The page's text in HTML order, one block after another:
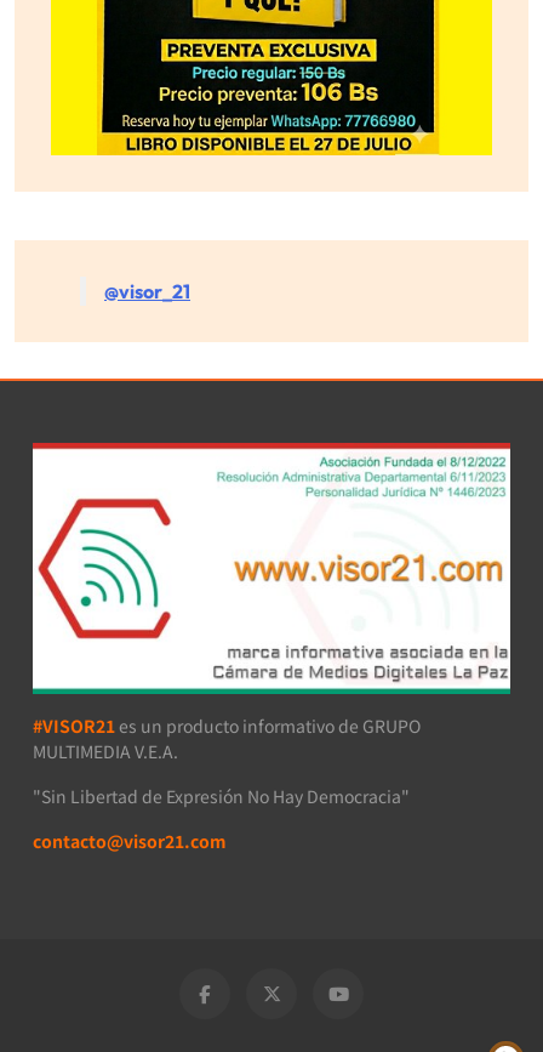
@visor_21
#VISOR21 es un producto informativo de GRUPO
MULTIMEDIA V.E.A.
"Sin Libertad de Expresión No Hay Democracia"
contacto@visor21.com